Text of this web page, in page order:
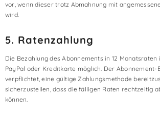
vor, wenn dieser trotz Abmahnung mit
wird.
5. Ratenzahlung
Die Bezahlung des Abonnements in 12
PayPal oder Kreditkarte möglich. Der Abonnement-
verpflichtet, eine gültige Zahlungsmethode
sicherzustellen, dass die fälligen Raten rechtzeitig
können.